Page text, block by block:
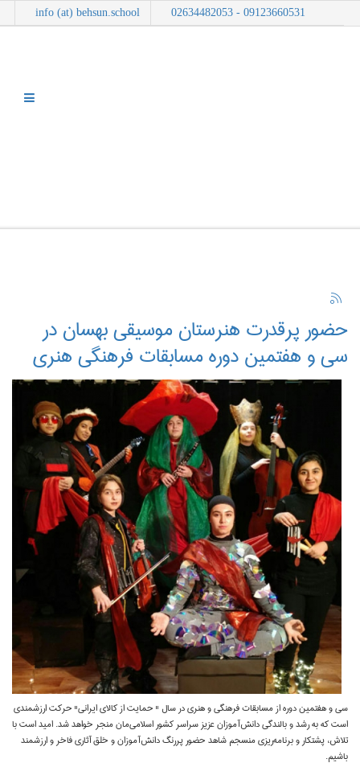
09123660531 - 02634482053
info (at) behsun.school
حضور پرقدرت هنرستان موسیقی بهسان در
سی و هفتمین دوره مسابقات فرهنگی هنری
سی و هفتمین دوره از مسابقات فرهنگی و هنری در سال " حمایت از کالای ایرانی" حرکت ارزشمندی
است که به رشد و بالندگی دانش‌آموزان عزیز سراسر کشور اسلامی‌مان منجر خواهد شد. امید است با
تلاش، پشتکار و برنامه‌ریزی منسجم شاهد حضور پررنگ دانش‌آموزان و خلق آثاری فاخر و ارزشمند
باشیم.